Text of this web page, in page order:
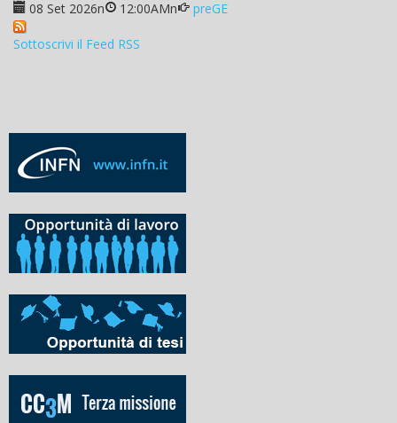
08 Set 2026n 12:00AMn preGE
Sottoscrivi il Feed RSS